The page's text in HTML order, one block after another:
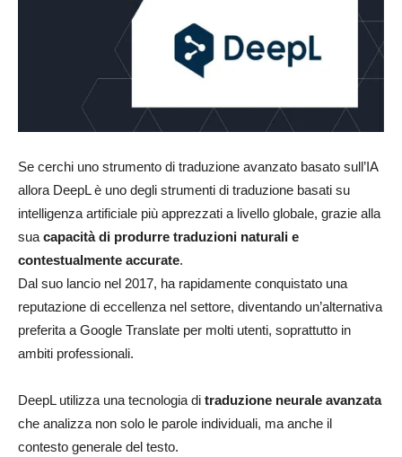
Se cerchi uno strumento di traduzione avanzato basato sull’IA
allora DeepL è uno degli strumenti di traduzione basati su
intelligenza artificiale più apprezzati a livello globale, grazie alla
sua capacità di produrre traduzioni naturali e
contestualmente accurate.
Dal suo lancio nel 2017, ha rapidamente conquistato una
reputazione di eccellenza nel settore, diventando un’alternativa
preferita a Google Translate per molti utenti, soprattutto in
ambiti professionali.
DeepL utilizza una tecnologia di traduzione neurale avanzata
che analizza non solo le parole individuali, ma anche il
contesto generale del testo.